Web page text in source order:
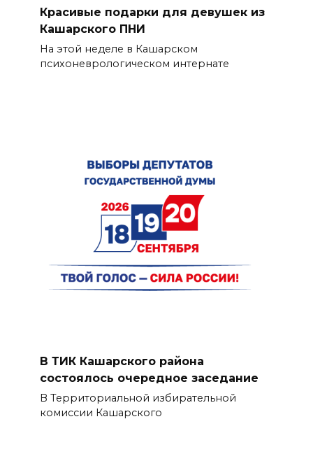
Красивые подарки для девушек из
Кашарского ПНИ
На этой неделе в Кашарском
психоневрологическом интернате
В ТИК Кашарского района
состоялось очередное заседание
В Территориальной избирательной
комиссии Кашарского